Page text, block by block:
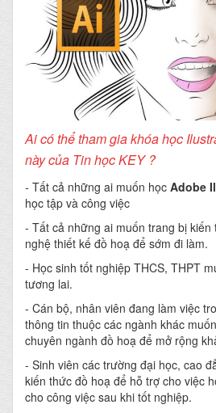
Ai có thể tham gia khóa học
này của Tin học KEY ?
- Tất cả những ai muốn học Adobe
học tập và công việc
- Tất cả những ai muốn trang bị
nghệ thiết kế đồ hoạ để sớm đi làm.
- Học sinh tốt nghiệp THCS, THPT
tương lai.
- Cán bộ, nhân viên đang làm việc
thông tin thuộc các ngành khác
chuyên ngành đồ hoạ để mở rộng
- Sinh viên các trường đại học, cao
kiến thức đồ hoạ để hỗ trợ cho việc
cho công việc sau khi tốt nghiệp.